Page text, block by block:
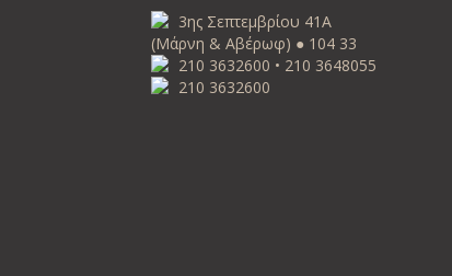
3ης Σεπτεμβρίου 41Α
(Μάρνη & Αβέρωφ) ● 104 33
210 3632600 • 210 3648055
210 3632600